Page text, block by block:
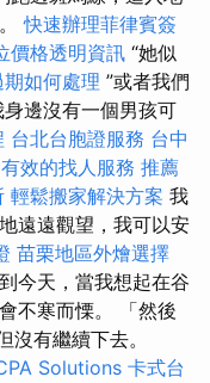
。快速辦理菲律賓簽
價格透明資訊 “她似
如何處理 ”或者我們
邊沒有一個男孩可
台北台胞證服務 台中
效的找人服務 推薦
輕鬆搬家解決方案 我
遠遠觀望，我可以安
苗栗地區外燴選擇
今天，當我想起在谷
不寒而慄。 「然後
有繼續下去。
Solutions 卡式台